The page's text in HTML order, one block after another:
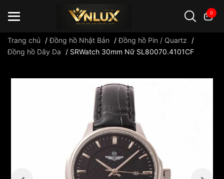
0
Trang chủ /Đồng hồ Nhật Bản /Đồng hồ Pin / Quartz
/
Đồng hồ Dây Da
/ SRWatch 30mm Nữ SL80070.4101CF